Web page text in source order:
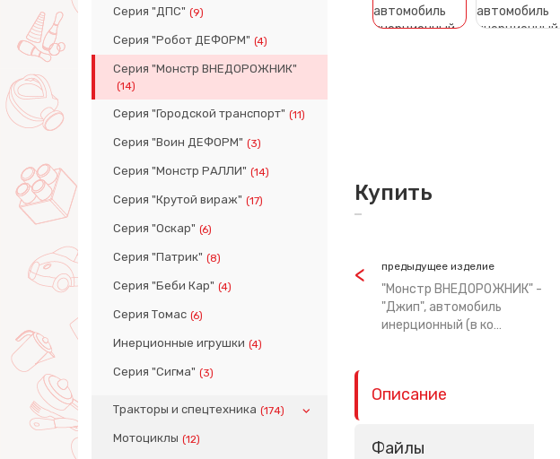
Серия "ДПС" (9)
Серия "Робот ДЕФОРМ" (4)
Серия "Монстр ВНЕДОРОЖНИК"
(14)
Серия "Городской транспорт" (11)
Серия "Воин ДЕФОРМ" (3)
Серия "Монстр РАЛЛИ" (14)
Серия "Крутой вираж" (17)
Серия "Оскар" (6)
Серия "Патрик" (8)
Серия "Беби Кар" (4)
Серия Томас (6)
Инерционные игрушки (4)
Серия "Сигма" (3)
Тракторы и спецтехника (174)
Мотоциклы (12)
Купить
предыдущее изделие
"Монстр ВНЕДОРОЖНИК" -
"Джип", автомобиль
инерционный (в ко…
Описание
Файлы